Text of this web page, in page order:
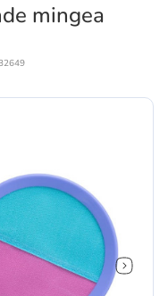
mingea